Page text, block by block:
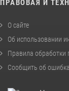
ПРАВОВАЯ И
О сайте
Об использовании
Правила обработки
Сообщить об